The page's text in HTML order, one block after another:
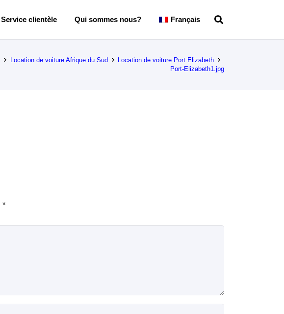
Service clientèle Qui sommes nous? Français
Location de voiture Afrique du Sud
Location de voiture Port Elizabeth
Port-Elizabeth1.jpg
*